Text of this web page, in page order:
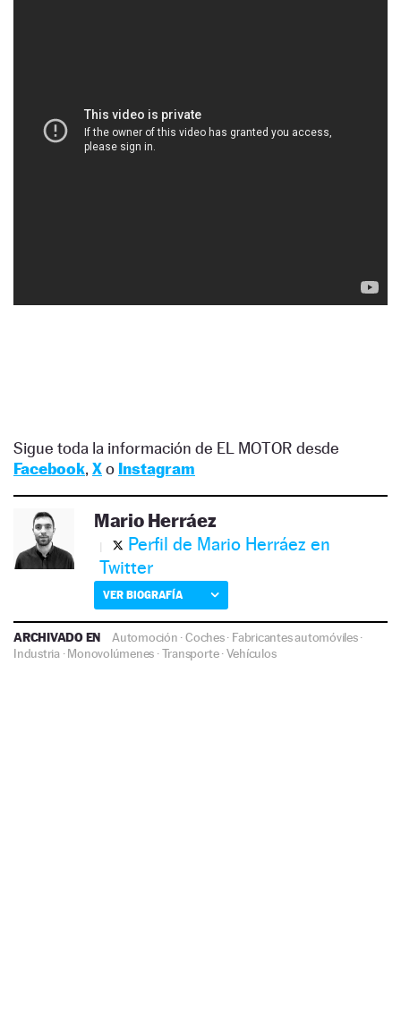
Sigue toda la información de EL MOTOR desde
Facebook, Xo Instagram
Mario Herráez
Perfil de Mario Herráez en
Twitter
VER BIOGRAFÍA
ARCHIVADO EN Automoción ·Coches· Fabricantes automóviles·
Industria·Monovolúmenes ·Transporte·Vehículos